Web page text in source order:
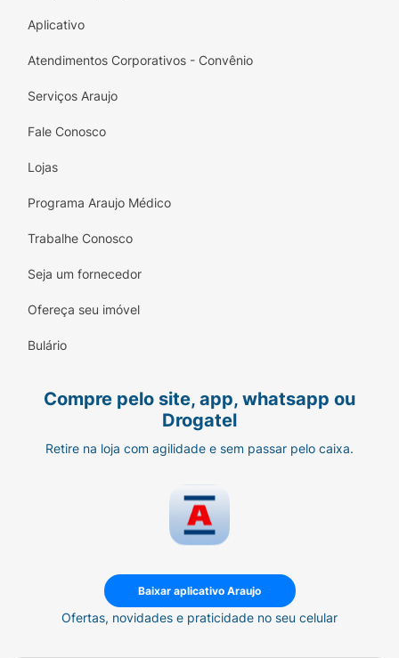
Aplicativo
Atendimentos Corporativos - Convênio
Serviços Araujo
Fale Conosco
Lojas
Programa Araujo Médico
Trabalhe Conosco
Seja um fornecedor
Ofereça seu imóvel
Bulário
Compre pelo site, app, whatsapp ou
Drogatel
Retire na loja com agilidade e sem passar pelo caixa.
Baixar aplicativo Araujo
Ofertas, novidades e praticidade no seu celular